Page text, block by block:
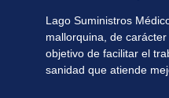
Lago Suministros
mallorquina, de
objetivo de facilitar el
sanidad que atiende